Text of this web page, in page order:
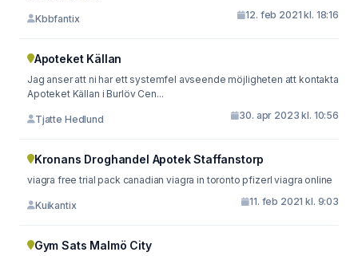
Kbbfantix 12. feb 2021 kl. 18:16
Apoteket Källan
Jag anser att ni har ett systemfel avseende möjligheten att kontakta
Apoteket Källan i Burlöv Cen...
Tjatte Hedlund 30. apr 2023 kl. 10:56
Kronans Droghandel Apotek Staffanstorp
viagra free trial pack canadian viagra in toronto pfizerl viagra online
Kuikantix 11. feb 2021 kl. 9:03
Gym Sats Malmö City